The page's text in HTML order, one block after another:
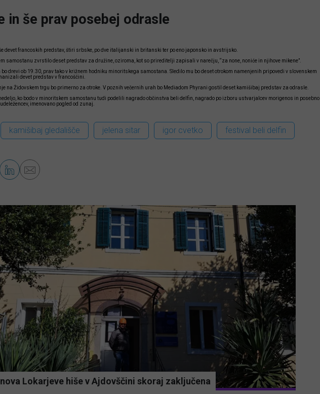
in še prav posebej odrasle
devet francoskih predstav, štiri srbske, po dve italijanski in britanski ter po eno japonsko in avstrijsko.
samostanu zvrstilo deset predstav za družine, oziroma, kot so prireditelji zapisali v narečju, “za none, noniće in njihove mikene”.
drevi ob 19.30, prav tako v križnem hodniku minoritskega samostana. Sledilo mu bo deset otrokom namenjenih pripovedi v slovenskem
devet predstav v francoščini.
na Židovskem trgu bo primerno za otroke. V poznih večernih urah bo Mediadom Phyrani gostil deset kamišibaj predstav za odrasle.
ko bodo v minoritskem samostanu tudi podelili nagrado občinstva beli delfin, nagrado po izboru ustvarjalcev morigenos in posebno
imenovano pogled od zunaj.
kamišibaj gledališče jelena sitar igor cvetko festival beli delfin
Lokarjeve hiše v Ajdovščini skoraj zaključena